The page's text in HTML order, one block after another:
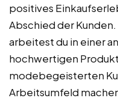
positives
Abschied der
arbeitest du in einer
hochwertigen
modebegeisterten
Arbeitsumfeld